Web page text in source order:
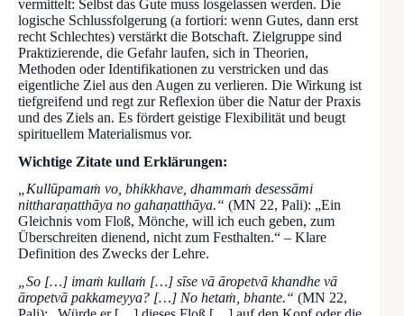
vermittelt: Selbst das Gute muss losgelassen werden. Die
logische Schlussfolgerung (a fortiori: wenn Gutes, dann erst
recht Schlechtes) verstärkt die Botschaft. Zielgruppe sind
Praktizierende, die Gefahr laufen, sich in Theorien,
Methoden oder Identifikationen zu verstricken und das
eigentliche Ziel aus den Augen zu verlieren. Die Wirkung ist
tiefgreifend und regt zur Reflexion über die Natur der Praxis
und des Ziels an. Es fördert geistige Flexibilität und beugt
spirituellem Materialismus vor.
Wichtige Zitate und Erklärungen:
„Kullūpamaṁ vo, bhikkhave, dhammaṁ desessāmi
nittharaṇatthāya no gahaṇatthāya.“ (MN 22, Pali): „Ein
Gleichnis vom Floß, Mönche, will ich euch geben, zum
Überschreiten dienend, nicht zum Festhalten.“ – Klare
Definition des Zwecks der Lehre.
„So […] imaṁ kullaṁ […] sīse vā āropetvā khandhe vā
āropetvā pakkameyya? […] No hetaṁ, bhante.“ (MN 22,